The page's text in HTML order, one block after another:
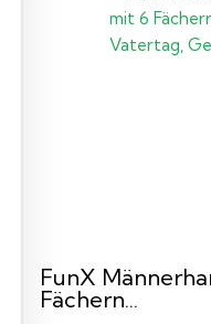
FunX
Fächern...